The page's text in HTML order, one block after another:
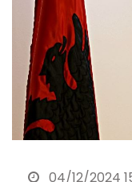
04/12/2024